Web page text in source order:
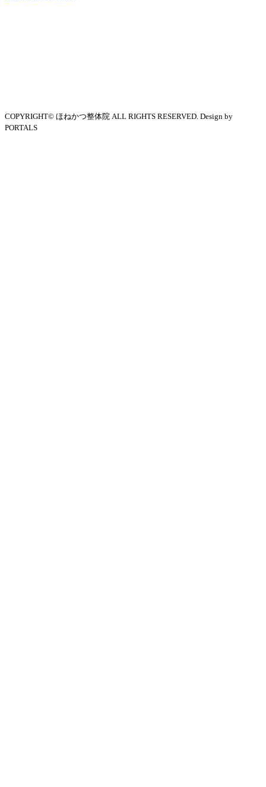
COPYRIGHT© ほねかつ整体院 ALL RIGHTS RESERVED. Design by
PORTALS